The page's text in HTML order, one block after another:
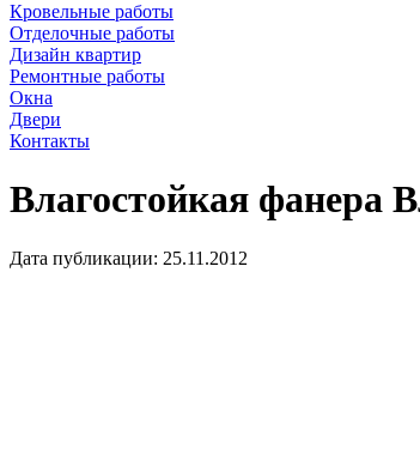
Кровельные работы
Отделочные работы
Дизайн квартир
Ремонтные работы
Окна
Двери
Контакты
Влагостойкая фанера
Дата публикации: 25.11.2012